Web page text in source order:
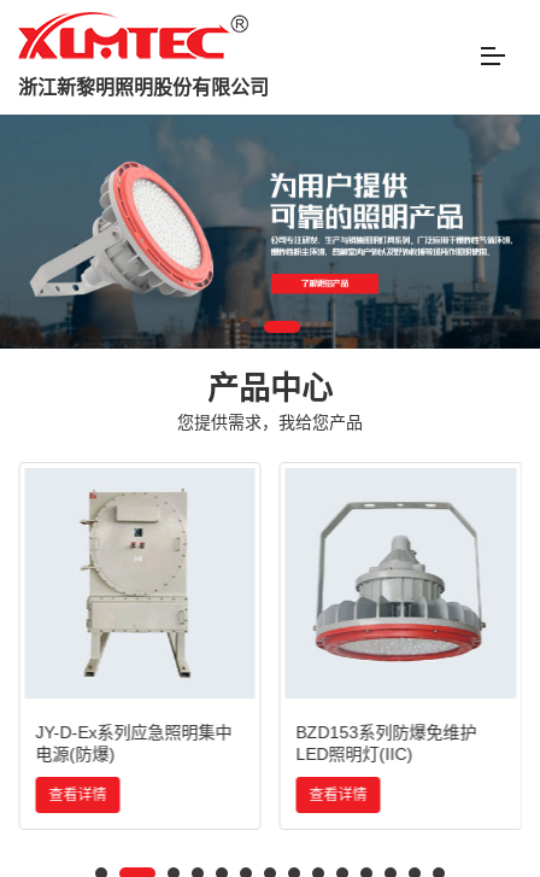
浙江新黎明照明股份有限公司
产品中心
您提供需求，我给您产品
JY-D-Ex系列应急照明集中
电源(防爆)
查看详情
BZD153系列防爆免维护
LED照明灯(IIC)
查看详情